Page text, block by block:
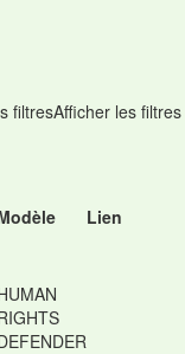
filtresAfficher les filtres
Lien